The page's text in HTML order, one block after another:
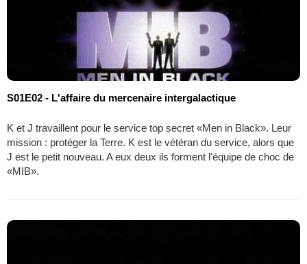
S01E02 - L'affaire du mercenaire intergalactique
K et J travaillent pour le service top secret «Men in Black». Leur
mission : protéger la Terre. K est le vétéran du service, alors que
J est le petit nouveau. A eux deux ils forment l'équipe de choc de
«MIB».